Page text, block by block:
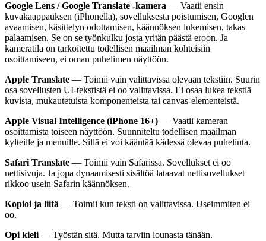
Google Lens / Google Translate -kamera — Vaatii ensin
kuvakaappauksen (iPhonella), sovelluksesta poistumisen, Googlen
avaamisen, käsittelyn odottamisen, käännöksen lukemisen, takas
palaamisen. Se on se työnkulku josta yritän päästä eroon. Ja
kameratila on tarkoitettu todellisen maailman kohteisiin
osoittamiseen, ei oman puhelimen näyttöön.
Apple Translate — Toimii vain valittavissa olevaan tekstiin. Suurin
osa sovellusten UI-tekstistä ei oo valittavissa. Ei osaa lukea tekstiä
kuvista, mukautetuista komponenteista tai canvas-elementeistä.
Apple Visual Intelligence (iPhone 16+) — Vaatii kameran
osoittamista toiseen näyttöön. Suunniteltu todellisen maailman
kylteille ja menuille. Sillä ei voi kääntää kädessä olevaa puhelinta.
Safari Translate — Toimii vain Safarissa. Sovellukset ei oo
nettisivuja. Ja jopa dynaamisesti sisältöä lataavat nettisovellukset
rikkoo usein Safarin käännöksen.
Kopioi ja liitä — Toimii kun teksti on valittavissa. Useimmiten ei
oo.
Opi kieli — Työstän sitä. Mutta tarviin lounasta tänään.